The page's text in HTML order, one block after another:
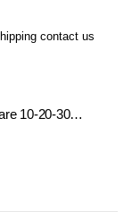
contact us
10-20-30…